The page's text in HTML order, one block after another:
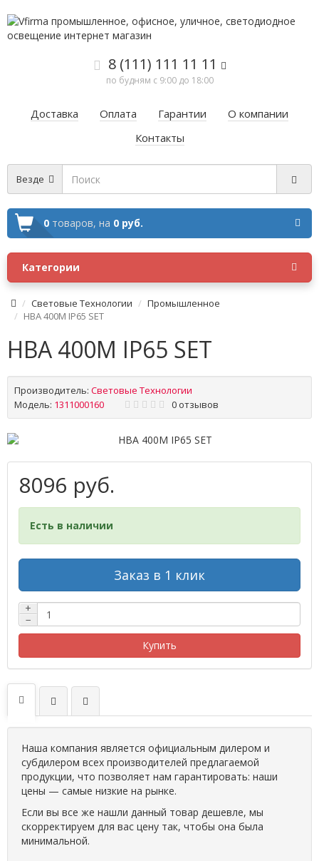
8 (111) 111 11 11
по будням с 9:00 до 18:00
Доставка Оплата Гарантии
О компании
Контакты
Везде
0 товаров, на 0 руб.
Категории
Световые Технологии
Промышленное
HBA 400M IP65 SET
HBA 400M IP65 SET
Производитель: Световые Технологии
Модель: 1311000160 0 отзывов
8096 руб.
Есть в наличии
Заказ в 1 клик
+
−
Купить
Наша компания является официальным дилером и
субдилером всех производителей предлагаемой
продукции, что позволяет нам гарантировать: наши
цены — самые низкие на рынке.
Если вы все же нашли данный товар дешевле, мы
скорректируем для вас цену так, чтобы она была
минимальной.